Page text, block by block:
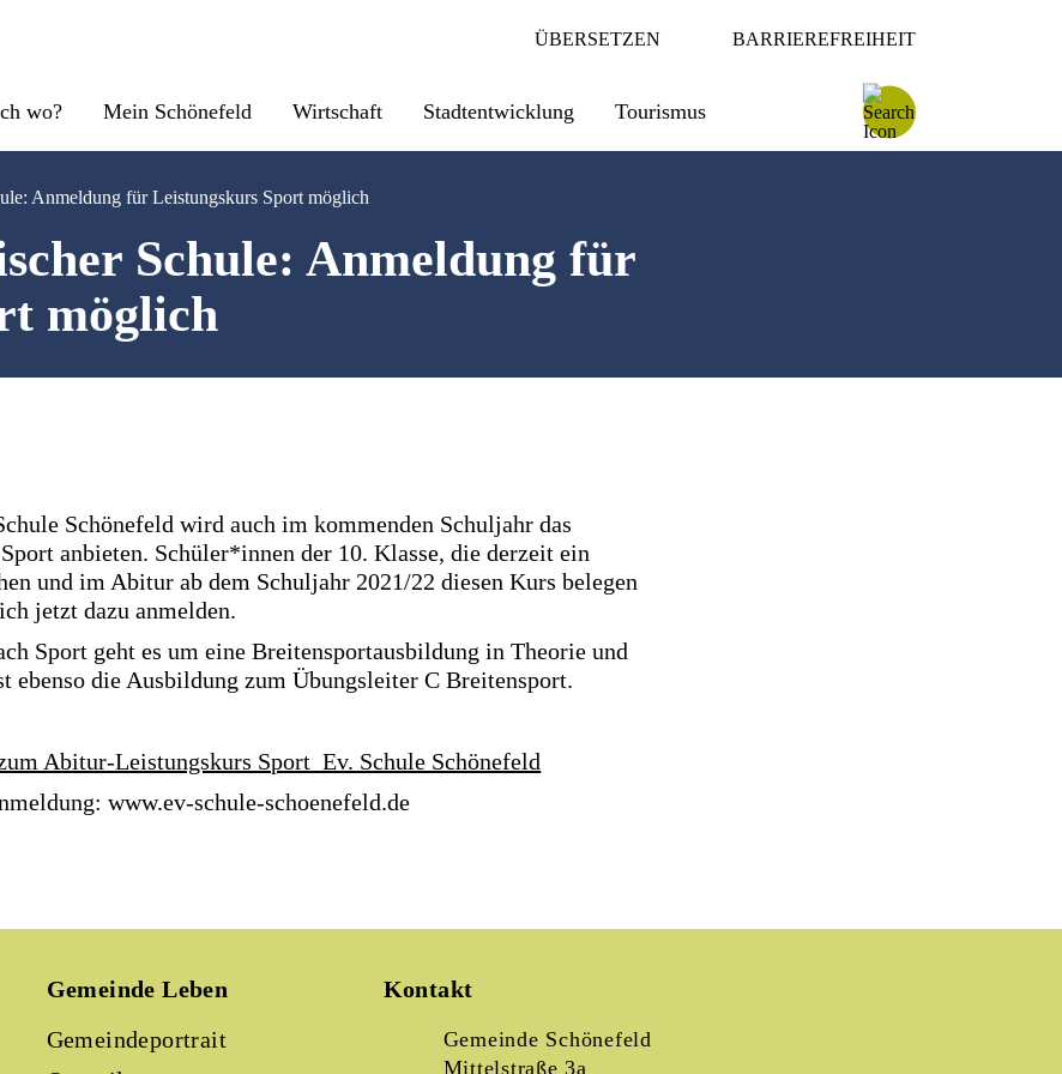
ÜBERSETZEN BARRIEREFREIHEIT
wo? Mein Schönefeld Wirtschaft Stadtentwicklung Tourismus
Anmeldung für Leistungskurs Sport möglich
Schule: Anmeldung für
möglich
Schönefeld wird auch im kommenden Schuljahr das
anbieten. Schüler*innen der 10. Klasse, die derzeit ein
und im Abitur ab dem Schuljahr 2021/22 diesen Kurs belegen
jetzt dazu anmelden.
Sport geht es um eine Breitensportausbildung in Theorie und
ebenso die Ausbildung zum Übungsleiter C Breitensport.
Abitur-Leistungskurs Sport_Ev. Schule Schönefeld
www.ev-schule-schoenefeld.de
Gemeinde Leben
Gemeindeportrait
Kontakt
Gemeinde Schönefeld
Mittelstraße 3a